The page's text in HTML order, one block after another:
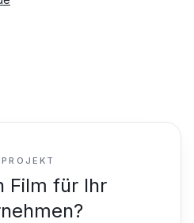
Film für Ihr